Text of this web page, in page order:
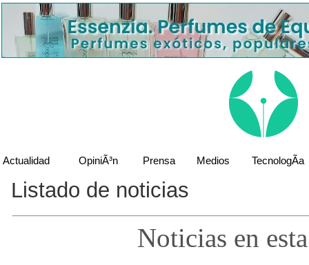
Actualidad OpiniÃ³n Prensa Medios TecnologÃ­a
Listado de noticias
Noticias en